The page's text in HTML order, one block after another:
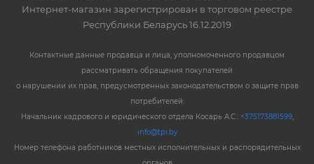
Интернет-магазин зарегистрирован в торговом реестре
Республики Беларусь 16.12.2019
Контактные данные продавца и лица, уполномоченного продавцом
рассматривать обращения покупателей
о нарушении их прав, предусмотренных законодательством о защите прав
потребителей:
Начальник кадрового и юридического отдела Косарь А.С.: +375173881599,
info@tpi.by
Номер телефона работников местных исполнительных и распорядительных